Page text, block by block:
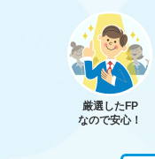
厳選したFP
なので安心！